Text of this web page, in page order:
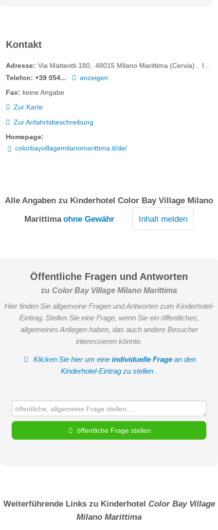
Kontakt
Adresse: Via Matteotti 180 48015 Milano Marittima (Cervia)
Italien
Telefon: +39 054...
anzeigen
Fax: keine Angabe
Zur Karte
Zur Anfahrtsbeschreibung
Homepage:
colorbayvillagemilanomarittima.it/de/
Alle Angaben zu Kinderhotel Color Bay Village Milano
Marittima ohne Gewähr Inhalt melden
Öffentliche Fragen und Antworten
zu Color Bay Village Milano Marittima
Hier finden Sie allgemeine Fragen und Antworten zum Kinderhotel-
Eintrag. Stellen Sie eine Frage, wenn Sie ein öffentliches,
allgemeines Anliegen haben, das auch andere Besucher
interessieren könnte.
Klicken Sie hier um eineindividuelle Frage an den
Kinderhotel-Eintrag zu stellen .
öffentliche Frage stellen
Weiterführende Links zu Kinderhotel Color Bay Village
Milano Marittima